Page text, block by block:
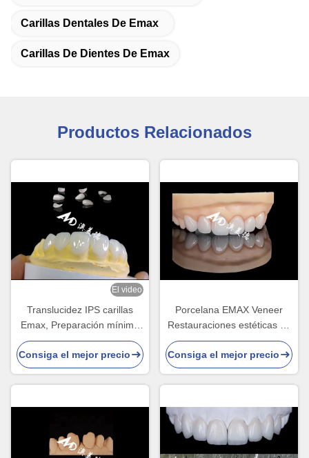
Carillas Dentales De Emax
Carillas De Dientes De Emax
Productos Relacionados
El video
Translucidez IPS carillas
Emax, Preparación mínima
carillas dental Emax
Consiga el mejor precio
Porcelana EMAX Veneer
Restauraciones estéticas de
alta precisión con una
durabilidad superior
Consiga el mejor precio